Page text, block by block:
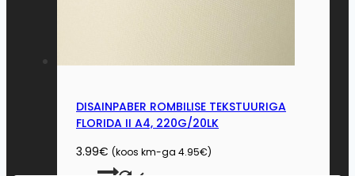
DISAINPABER ROMBILISE TEKSTUURIGA
FLORIDA II A4, 220G/20LK
3.99€ (koos km-ga 4.95€)
This